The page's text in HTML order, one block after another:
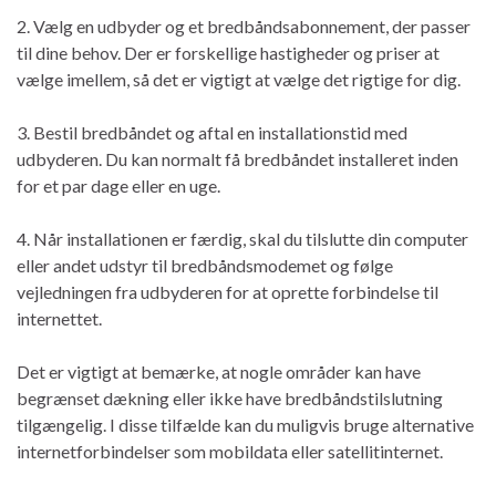
2. Vælg en udbyder og et bredbåndsabonnement, der passer
til dine behov. Der er forskellige hastigheder og priser at
vælge imellem, så det er vigtigt at vælge det rigtige for dig.
3. Bestil bredbåndet og aftal en installationstid med
udbyderen. Du kan normalt få bredbåndet installeret inden
for et par dage eller en uge.
4. Når installationen er færdig, skal du tilslutte din computer
eller andet udstyr til bredbåndsmodemet og følge
vejledningen fra udbyderen for at oprette forbindelse til
internettet.
Det er vigtigt at bemærke, at nogle områder kan have
begrænset dækning eller ikke have bredbåndstilslutning
tilgængelig. I disse tilfælde kan du muligvis bruge alternative
internetforbindelser som mobildata eller satellitinternet.